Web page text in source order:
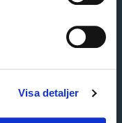
Visa detaljer